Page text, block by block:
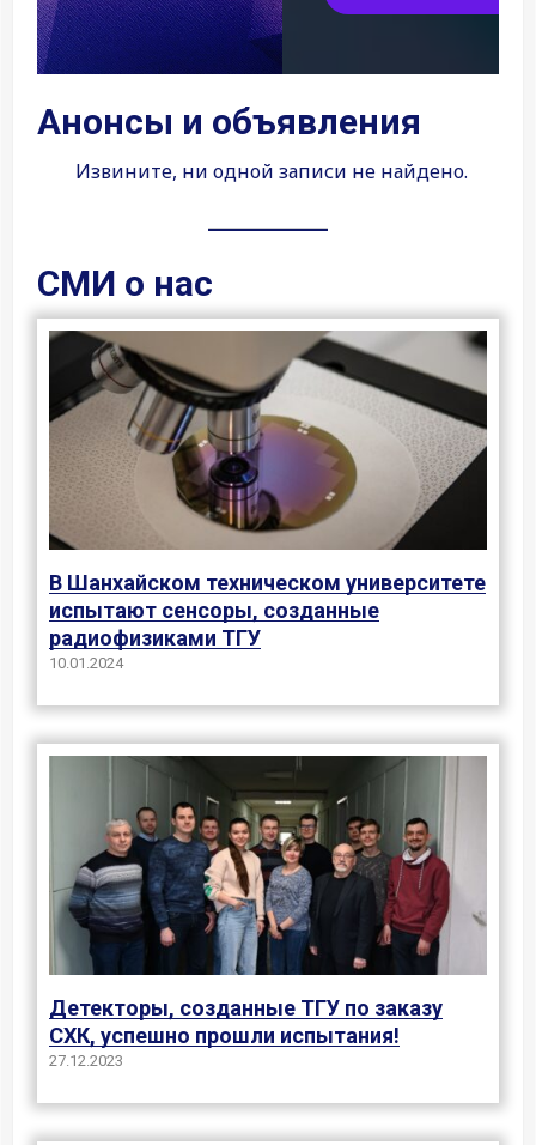
Анонсы и объявления
Извините, ни одной записи не найдено.
СМИ о нас
В Шанхайском техническом университете
испытают сенсоры, созданные
радиофизиками ТГУ
10.01.2024
Детекторы, созданные ТГУ по заказу
СХК, успешно прошли испытания!
27.12.2023